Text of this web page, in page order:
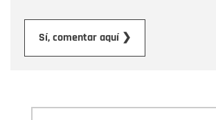
Sí, comentar aquí ❯